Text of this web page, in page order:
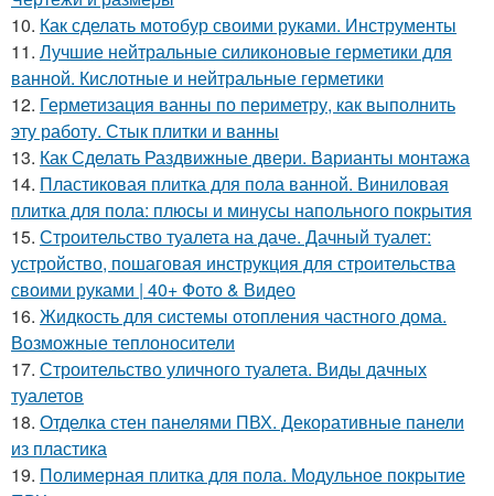
10. Как сделать мотобур своими руками. Инструменты
11. Лучшие нейтральные силиконовые герметики для
ванной. Кислотные и нейтральные герметики
12. Герметизация ванны по периметру, как выполнить
эту работу. Стык плитки и ванны
13. Как Сделать Раздвижные двери. Варианты монтажа
14. Пластиковая плитка для пола ванной. Виниловая
плитка для пола: плюсы и минусы напольного покрытия
15. Строительство туалета на даче. Дачный туалет:
устройство, пошаговая инструкция для строительства
своими руками | 40+ Фото & Видео
16. Жидкость для системы отопления частного дома.
Возможные теплоносители
17. Строительство уличного туалета. Виды дачных
туалетов
18. Отделка стен панелями ПВХ. Декоративные панели
из пластика
19. Полимерная плитка для пола. Модульное покрытие